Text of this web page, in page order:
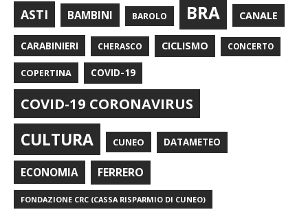
ASTI BAMBINI BAROLO BRA CANALE
CARABINIERI CHERASCO CICLISMO CONCERTO
COPERTINA COVID-19
COVID-19 CORONAVIRUS
CULTURA CUNEO DATAMETEO
ECONOMIA FERRERO
FONDAZIONE CRC (CASSA RISPARMIO DI CUNEO)